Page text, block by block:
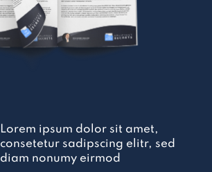
Lorem ipsum dolor sit amet,
consetetur sadipscing elitr, sed
diam nonumy eirmod